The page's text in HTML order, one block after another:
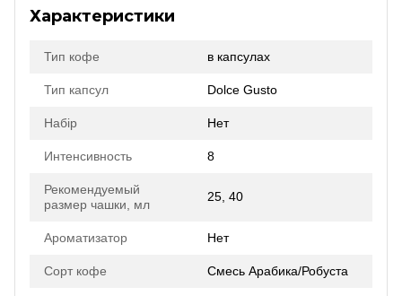
Характеристики
Тип кофе в капсулах
Тип капсул Dolce Gusto
Набір Нет
Интенсивность 8
Рекомендуемый
размер чашки, мл
25, 40
Ароматизатор Нет
Сорт кофе Смесь Арабика/Робуста